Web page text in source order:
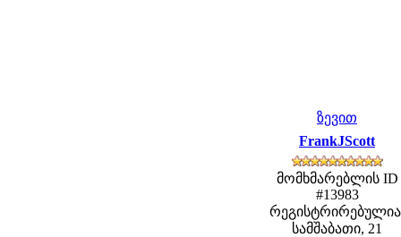
ზევით
FrankJScott
მომხმარებლის ID
#13983
სამშაბათი, 21